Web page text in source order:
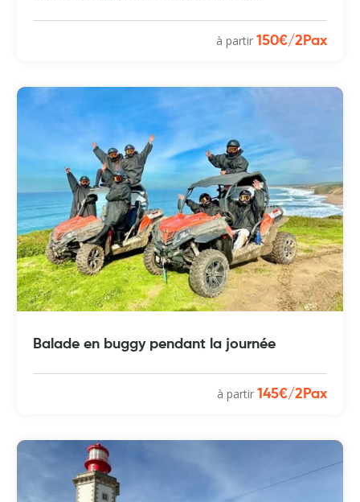
à partir 150€/2Pax
Balade en buggy pendant la journée
à partir 145€/2Pax